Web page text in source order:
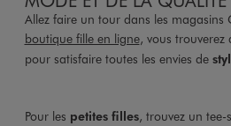
Allez faire un tour dans les magasins
boutique fille en ligne, vous trouverez
pour satisfaire toutes les envies de
Pour les petites filles, trouvez un tee-